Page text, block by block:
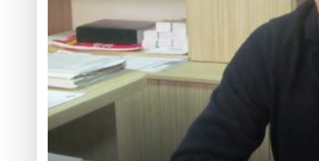
iar cealaltă merge
Andreea-
Atelier de lucru
Ce facem în
„Sprijin pentru